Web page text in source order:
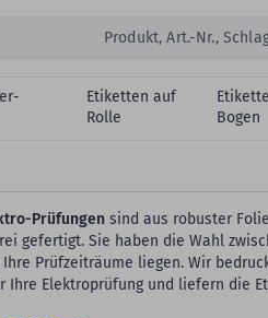
Etiketten auf
Rolle
Bogen
Prüfungen sind aus robuster
gefertigt. Sie haben die Wahl
Prüfzeiträume liegen. Wir
Ihre Elektroprüfung und liefern die